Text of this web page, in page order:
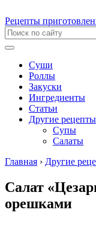
Рецепты
Суши
Роллы
Закуски
Ингредиенты
Статьи
Другие рецепты
Супы
Салаты
Главная › Другие
Салат
орешками